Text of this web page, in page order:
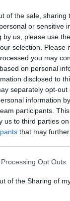
of the sale, sharing
or sensitive
by us, please use
selection. Please
you may
on personal
disclosed to
separately opt-
information
participants.
us to third parties
that may
Opt Outs
of the Sharing of
Gratis